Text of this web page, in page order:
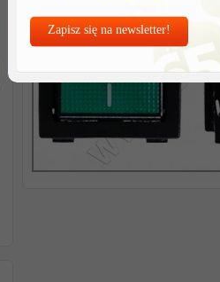
Zapisz się na newsletter!